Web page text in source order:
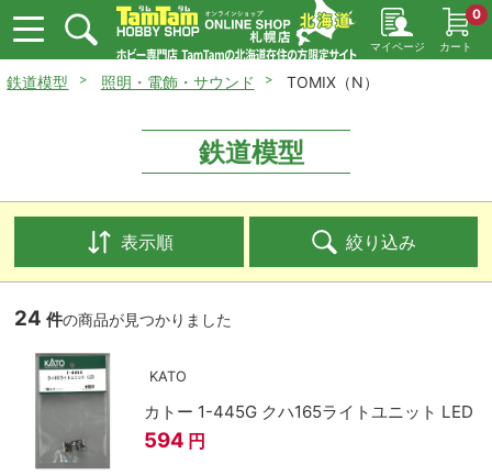
マイページ カート
0
鉄道模型 照明・電飾・サウンド TOMIX（N）
鉄道模型
表示順 絞り込み
24 件の商品が見つかりました
KATO
カトー 1-445G クハ165ライトユニット LED
594 円